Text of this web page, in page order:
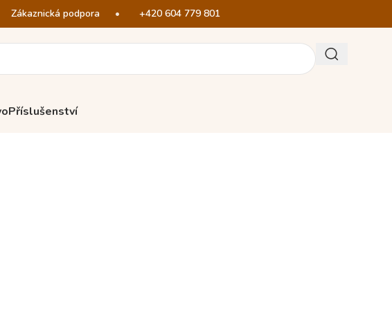
Zákaznická podpora • +420 604 779 801
Příslušenství